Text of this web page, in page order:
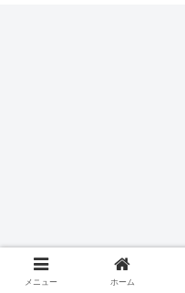
メニュー ホーム